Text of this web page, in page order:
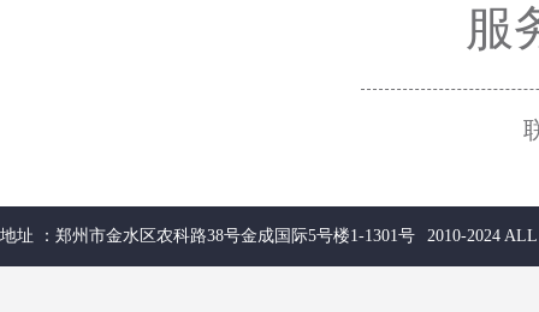
服
地址 ：郑州市金水区农科路38号金成国际5号楼1-1301号 2010-2024